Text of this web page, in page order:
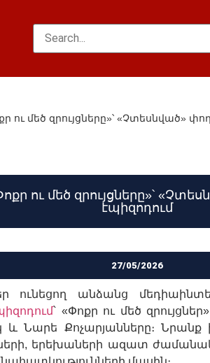
ու մեծ զրույցները»՝ «Չտեսնված»
ու մեծ զրույցները»՝
էպիզոդում
27/05/2026
ունեցող անձանց
՝ «Փոքր ու մեծ
և Նարե Քոչարյանները։ Նրանք
երեխաների ազատ